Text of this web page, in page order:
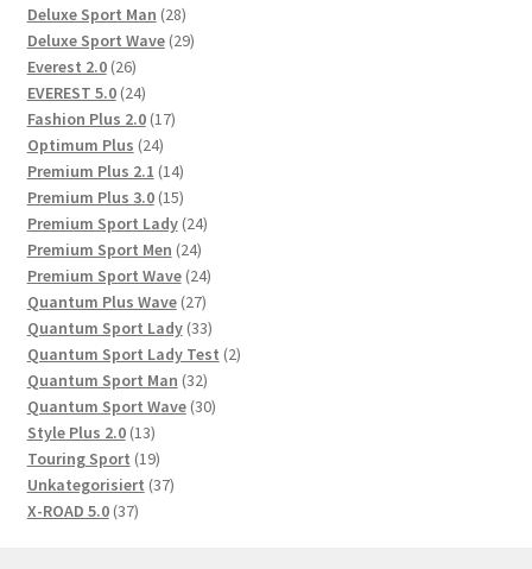
Produkte
Deluxe Sport Man 2828
Produkte
Deluxe Sport Wave 2929
Everest 2.0 2626
Produkte
EVEREST 5.0 2424
Produkte
Fashion Plus 2.0 1717
Optimum Plus 2424
Produkte
Premium Plus 2.1 1414
Produkte
Premium Plus 3.0 1515
Produkte
Premium Sport Lady 2424
Premium Sport Men 2424
Produkte
Premium Sport Wave 2424
Produkte
Quantum Plus Wave 2727
Produkte
Quantum Sport Lady 3333
Produkte
Quantum Sport Lady Test 22
Quantum Sport Man 3232
Produkte
Quantum Sport Wave 3030
Style Plus 2.0 1313
Produkte
Touring Sport 1919
Produkte
Unkategorisiert 3737
X-ROAD 5.0 3737